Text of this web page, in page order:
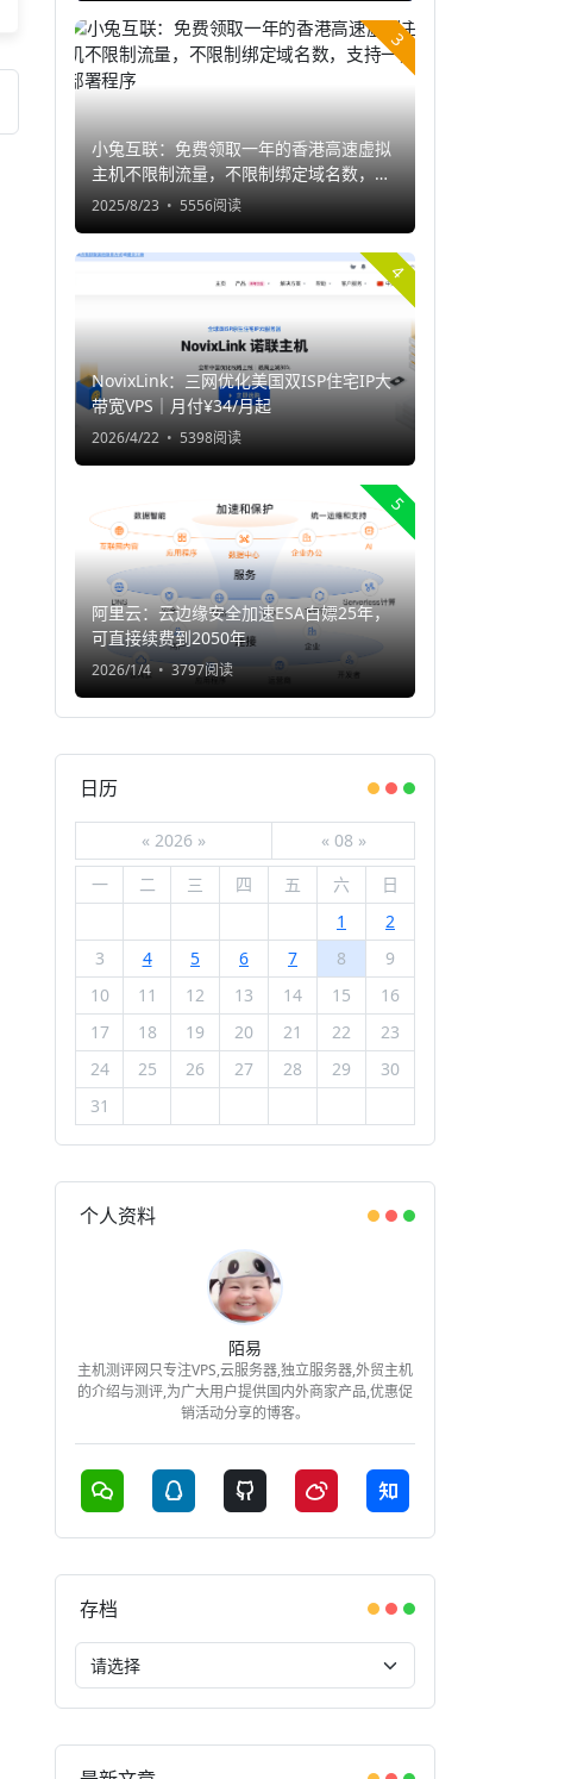
3
小兔互联：免费领取一年的香港高速虚拟
主机不限制流量，不限制绑定域名数，支
持一键部署程序
2025/8/23 5556阅读
4
NovixLink：三网优化美国双ISP住宅IP大
带宽VPS｜月付¥34/月起
2026/4/22 5398阅读
5
阿里云：云边缘安全加速ESA白嫖25年，
可直接续费到2050年
2026/1/4 3797阅读
日历
« 2026 » « 08 »
一
二 三 四 五 六
日
1
2
3
4 5 6 7 8
9
10
11 12 13 14 15
16
17
18 19 20 21 22
23
24
25 26 27 28 29
30
31
个人资料
陌易
主机测评网只专注VPS,云服务器,独立服务器,外贸主机
的介绍与测评,为广大用户提供国内外商家产品,优惠促
销活动分享的博客。
存档